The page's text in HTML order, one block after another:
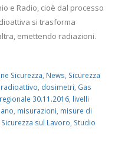
e Radio, cioè dal processo
si trasforma
emettendo radiazioni.
Sicurezza, News, Sicurezza
, dosimetri, Gas
30.11.2016, livelli
, misurazioni, misure di
Sicurezza sul Lavoro, Studio